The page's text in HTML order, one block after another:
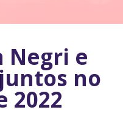
Negri e
no
2022